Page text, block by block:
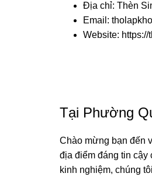
Địa chỉ: Thèn
Email:
Website:
Tại Phường
Chào mừng bạn đến
địa điểm đáng tin cậy
kinh nghiệm, chúng